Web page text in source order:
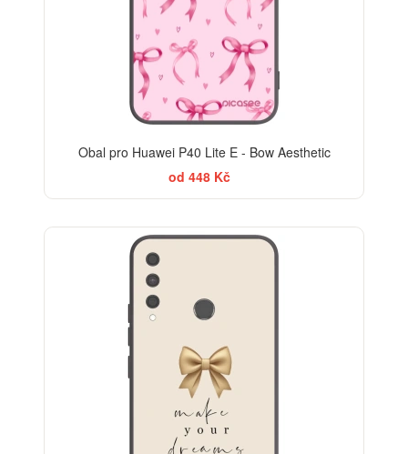
Obal pro Huawei P40 Lite E - Bow Aesthetic
od 448 Kč